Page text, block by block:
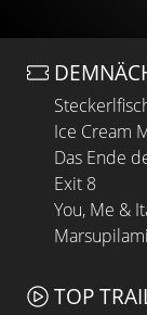
Ice Cream
Das Ende
Exit 8
You, Me &
Marsupilami
TOP